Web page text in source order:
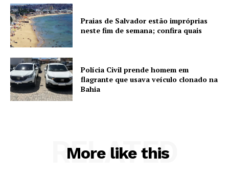
Praias de Salvador estão impróprias
neste fim de semana; confira quais
Polícia Civil prende homem em
flagrante que usava veículo clonado na
Bahia
More like this
RELATED